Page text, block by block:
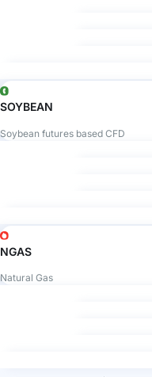
SOYBEAN
Soybean futures based CFD
NGAS
Natural Gas